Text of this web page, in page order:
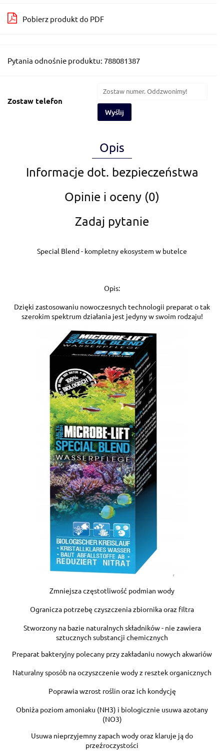
Pobierz produkt do PDF
Pytania odnośnie produktu: 788081387
Zostaw telefon
Wyślij
Opis
Informacje dot. bezpieczeństwa
Opinie i oceny (0)
Zadaj pytanie
Special Blend - kompletny ekosystem w butelce
Opis:
Dzięki zastosowaniu nowoczesnych technologii preparat o tak
szerokim spektrum działania jest jedyny w swoim rodzaju!
Zmniejsza częstotliwość podmian wody
Ogranicza potrzebę czyszczenia zbiornika oraz filtra
Stworzony na bazie naturalnych składników - nie zawiera
sztucznych substancji chemicznych
Preparat bakteryjny polecany przy zakładaniu nowych akwariów
Naturalny sposób na oczyszczenie wody z resztek organicznych
Poprawia wzrost roślin oraz ich kondycję
Obniża poziom amoniaku (NH3) i biologicznie usuwa azotany
(NO3)
Usuwa nieprzyjemny zapach wody oraz klaruje ją do
przeźroczystości